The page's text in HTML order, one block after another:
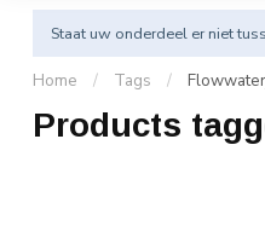
Staat uw onderdeel er niet
Home / Tags /
Products